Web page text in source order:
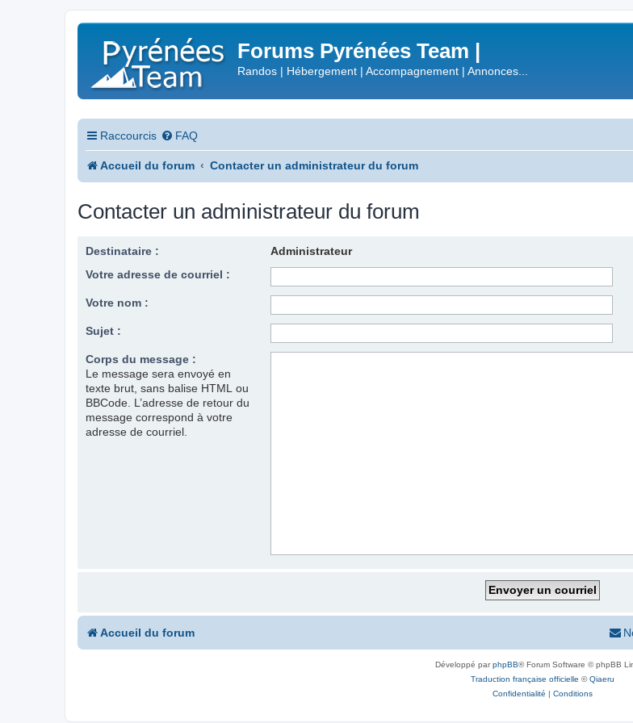
Forums Pyrénées Team |
Randos | Hébergement | Accompagnement | Annonces...
Raccourcis FAQ
Accueil du forum Contacter un administrateur du forum
Contacter un administrateur du forum
Destinataire :
Administrateur
Votre adresse de courriel :
Votre nom :
Sujet :
Corps du message :
Le message sera envoyé en
texte brut, sans balise HTML ou
BBCode. L’adresse de retour du
message correspond à votre
adresse de courriel.
Accueil du forum
Développé parphpBB® Forum Software © phpBB
Traduction française officielle ©Qiaeru
Confidentialité | Conditions